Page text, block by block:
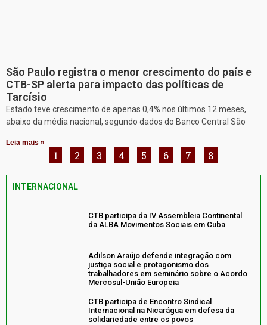
São Paulo registra o menor crescimento do país e
CTB-SP alerta para impacto das políticas de
Tarcísio
Estado teve crescimento de apenas 0,4% nos últimos 12 meses,
abaixo da média nacional, segundo dados do Banco Central São
Leia mais »
1 2 3 4 5 6 7 8
INTERNACIONAL
CTB participa da IV Assembleia Continental
da ALBA Movimentos Sociais em Cuba
Adilson Araújo defende integração com
justiça social e protagonismo dos
trabalhadores em seminário sobre o Acordo
Mercosul-União Europeia
CTB participa de Encontro Sindical
Internacional na Nicarágua em defesa da
solidariedade entre os povos